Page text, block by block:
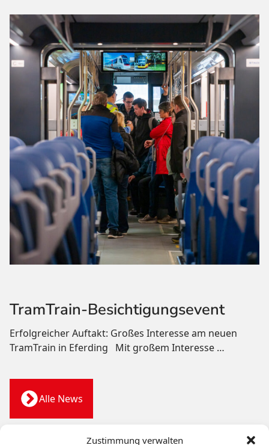
Zustimmung verwalten
TramTrain-Besichtigungsevent
Erfolgreicher Auftakt: Großes Interesse am neuen
TramTrain in Eferding Mit großem Interesse …
Alle News